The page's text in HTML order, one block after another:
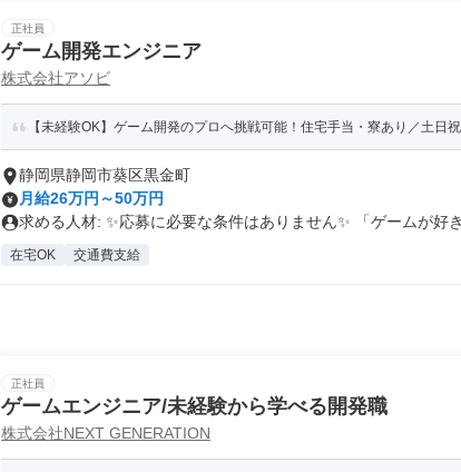
正社員
ゲーム開発エンジニア
株式会社アソビ
【未経験OK】ゲーム開発のプロへ挑戦可能！住宅手当・寮あり／土日
静岡県静岡市葵区黒金町
月給26万円～50万円
求める人材: ✨応募に必要な条件はありません✨ 「ゲームが好き
在宅OK 交通費支給
正社員
ゲームエンジニア/未経験から学べる開発職
株式会社NEXT GENERATION